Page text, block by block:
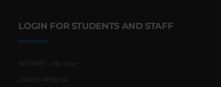
LOGIN FOR STUDENTS AND STAFF
INTRANET - My Univr
Outlook Webmail